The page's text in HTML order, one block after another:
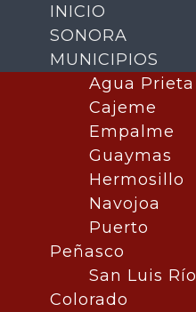
INICIO
SONORA
MUNICIPIOS
Agua Prieta
Cajeme
Empalme
Guaymas
Hermosillo
Navojoa
Puerto
Peñasco
San Luis Río
Colorado